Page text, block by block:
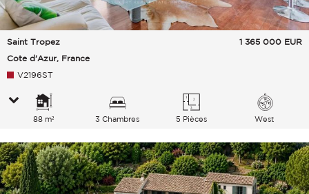
Saint Tropez
Cote d'Azur, France
1 365 000 EUR
V2196ST
88 m² 3 Chambres 5 Pièces West